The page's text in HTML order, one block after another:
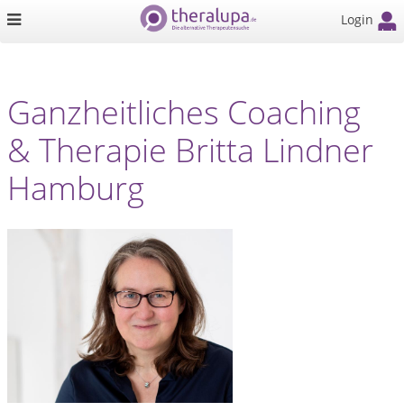
Login
Ganzheitliches Coaching
& Therapie Britta Lindner
Hamburg